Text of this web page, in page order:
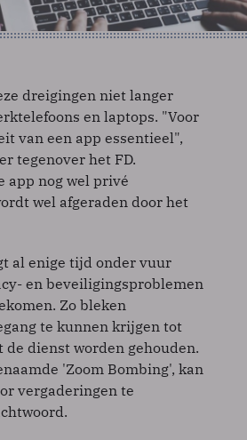
dreigingen niet langer
en laptops. "Voor
van een app essentieel",
tegenover het FD.
app nog wel privé
wel afgeraden door het
al enige tijd onder vuur
en beveiligingsproblemen
Zo bleken
te kunnen krijgen tot
dienst worden gehouden.
'Zoom Bombing', kan
vergaderingen te